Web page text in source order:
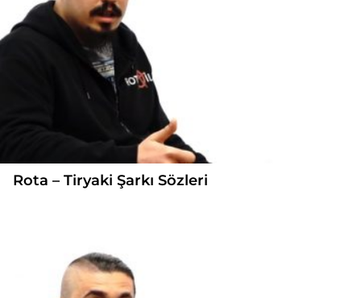
Rota – Tiryaki Şarkı Sözleri